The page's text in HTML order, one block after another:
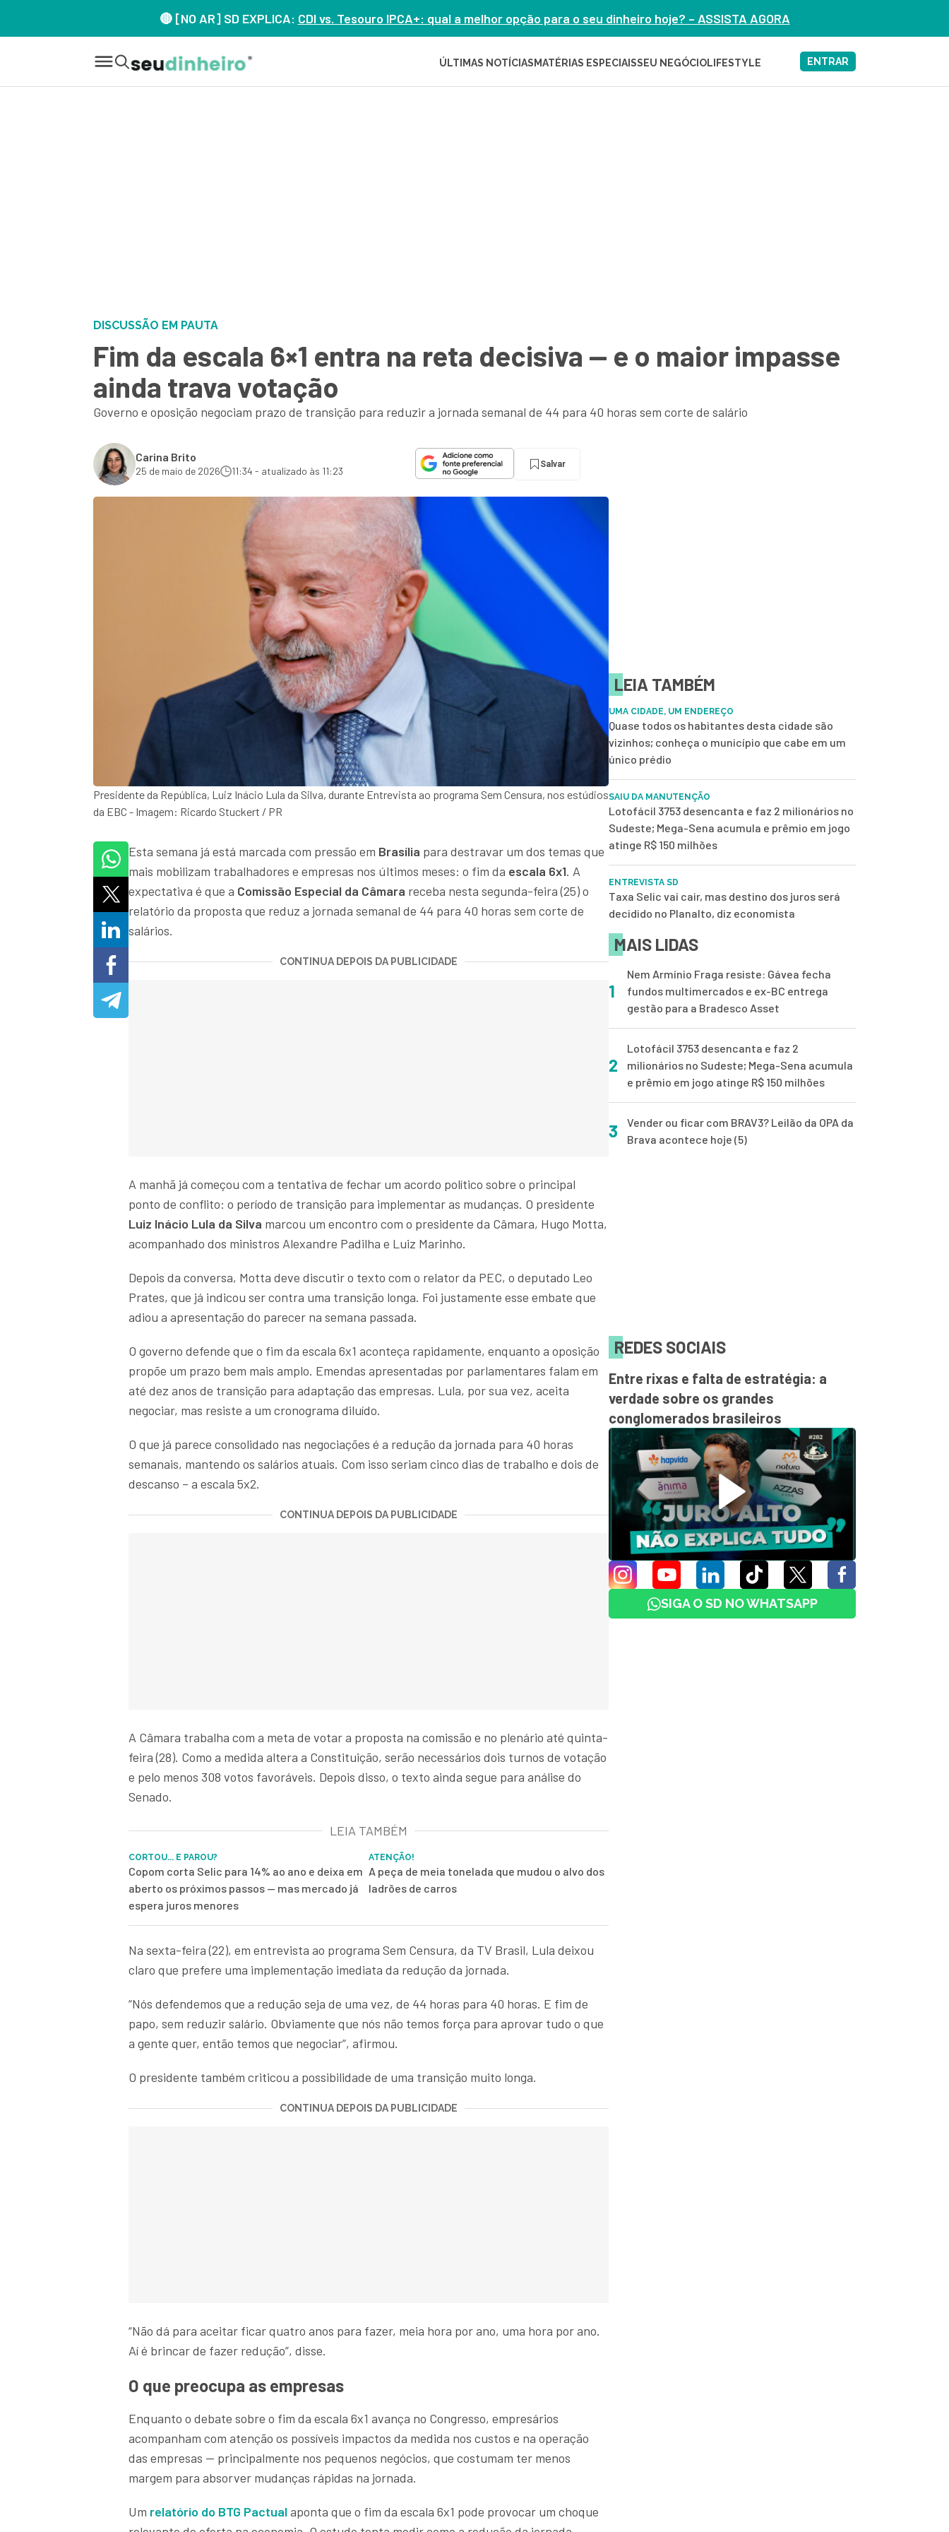
🔴 [NO AR] SD EXPLICA: CDI vs. Tesouro IPCA+: qual a melhor opção para o seu dinheiro hoje? – ASSISTA AGORA
ÚLTIMAS NOTÍCIAS MATÉRIAS ESPECIAISSEU NEGÓCIOLIFESTYLE ENTRAR
DISCUSSÃO EM PAUTA
Fim da escala 6×1 entra na reta decisiva — e o maior impasse
ainda trava votação
Governo e oposição negociam prazo de transição para reduzir a jornada semanal de 44 para 40 horas sem corte de salário
Carina Brito
25 de maio de 2026 11:34 - atualizado às 11:23
Salvar
Presidente da República, Luiz Inácio Lula da Silva, durante Entrevista ao programa Sem Censura, nos estúdios
da EBC - Imagem: Ricardo Stuckert / PR
Esta semana já está marcada com pressão em Brasília para destravar um dos temas que
mais mobilizam trabalhadores e empresas nos últimos meses: o fim da escala 6x1. A
expectativa é que a Comissão Especial da Câmara receba nesta segunda-feira (25) o
relatório da proposta que reduz a jornada semanal de 44 para 40 horas sem corte de
salários.
CONTINUA DEPOIS DA PUBLICIDADE
A manhã já começou com a tentativa de fechar um acordo político sobre o principal
ponto de conflito: o período de transição para implementar as mudanças. O presidente
Luiz Inácio Lula da Silva marcou um encontro com o presidente da Câmara, Hugo Motta,
acompanhado dos ministros Alexandre Padilha e Luiz Marinho.
Depois da conversa, Motta deve discutir o texto com o relator da PEC, o deputado Leo
Prates, que já indicou ser contra uma transição longa. Foi justamente esse embate que
adiou a apresentação do parecer na semana passada.
O governo defende que o fim da escala 6x1 aconteça rapidamente, enquanto a oposição
propõe um prazo bem mais amplo. Emendas apresentadas por parlamentares falam em
até dez anos de transição para adaptação das empresas. Lula, por sua vez, aceita
negociar, mas resiste a um cronograma diluído.
O que já parece consolidado nas negociações é a redução da jornada para 40 horas
semanais, mantendo os salários atuais. Com isso seriam cinco dias de trabalho e dois de
descanso – a escala 5x2.
CONTINUA DEPOIS DA PUBLICIDADE
A Câmara trabalha com a meta de votar a proposta na comissão e no plenário até quinta-
feira (28). Como a medida altera a Constituição, serão necessários dois turnos de votação
e pelo menos 308 votos favoráveis. Depois disso, o texto ainda segue para análise do
Senado.
LEIA TAMBÉM
CORTOU... E PAROU?
Copom corta Selic para 14% ao ano e deixa em
aberto os próximos passos — mas mercado já
espera juros menores
ATENÇÃO!
A peça de meia tonelada que mudou o alvo dos
ladrões de carros
Na sexta-feira (22), em entrevista ao programa Sem Censura, da TV Brasil, Lula deixou
claro que prefere uma implementação imediata da redução da jornada.
“Nós defendemos que a redução seja de uma vez, de 44 horas para 40 horas. E fim de
papo, sem reduzir salário. Obviamente que nós não temos força para aprovar tudo o que
a gente quer, então temos que negociar”, afirmou.
O presidente também criticou a possibilidade de uma transição muito longa.
CONTINUA DEPOIS DA PUBLICIDADE
“Não dá para aceitar ficar quatro anos para fazer, meia hora por ano, uma hora por ano.
Aí é brincar de fazer redução”, disse.
O que preocupa as empresas
Enquanto o debate sobre o fim da escala 6x1 avança no Congresso, empresários
acompanham com atenção os possíveis impactos da medida nos custos e na operação
das empresas — principalmente nos pequenos negócios, que costumam ter menos
margem para absorver mudanças rápidas na jornada.
Um relatório do BTG Pactualaponta que o fim da escala 6x1 pode provocar um choque
LEIA TAMBÉM
UMA CIDADE, UM ENDEREÇO
Quase todos os habitantes desta cidade são
vizinhos; conheça o município que cabe em um
único prédio
SAIU DA MANUTENÇÃO
Lotofácil 3753 desencanta e faz 2 milionários no
Sudeste; Mega-Sena acumula e prêmio em jogo
atinge R$ 150 milhões
ENTREVISTA SD
Taxa Selic vai cair, mas destino dos juros será
decidido no Planalto, diz economista
MAIS LIDAS
1
Nem Armínio Fraga resiste: Gávea fecha
fundos multimercados e ex-BC entrega
gestão para a Bradesco Asset
2
Lotofácil 3753 desencanta e faz 2
milionários no Sudeste; Mega-Sena acumula
e prêmio em jogo atinge R$ 150 milhões
3
Vender ou ficar com BRAV3? Leilão da OPA da
Brava acontece hoje (5)
REDES SOCIAIS
Entre rixas e falta de estratégia: a
verdade sobre os grandes
conglomerados brasileiros
SIGA O SD NO WHATSAPP